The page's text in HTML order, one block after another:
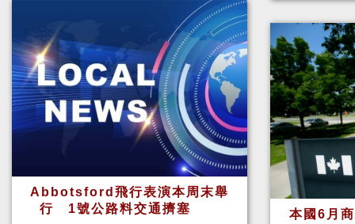
Abbotsford飛行表演本周末舉
行 1號公路料交通擠塞
本國6月